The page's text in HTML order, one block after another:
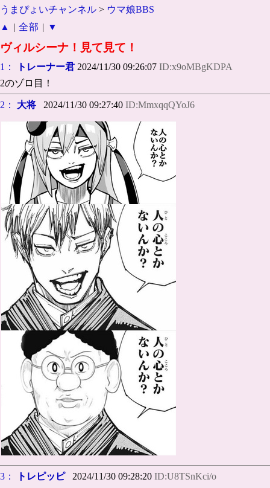
うまぴょいチャンネル > ウマ娘BBS
▲
| 全部 | ▼
ヴィルシーナ！見て見て！
1： トレーナー君 2024/11/30 09:26:07 ID:x9oMBgKDPA
2のゾロ目！
2： 大将 2024/11/30 09:27:40 ID:MmxqqQYoJ6
3： トレピッピ2024/11/30 09:28:20 ID:U8TSnKci/o